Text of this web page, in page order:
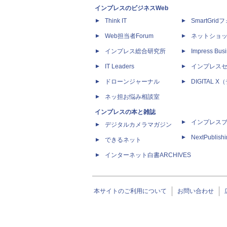
インプレスのビジネスWeb
Think IT
Web担当者Forum
インプレス総合研究所
IT Leaders
ドローンジャーナル
ネッ担お悩み相談室
インプレスの本と雑誌
デジタルカメラマガジン
できるネット
インターネット白書ARCHIVES
SmartGridフ
ネットショ
Impress
インプレス
DIGITAL X
インプレス
本サイトのご利用について お問い合わせ